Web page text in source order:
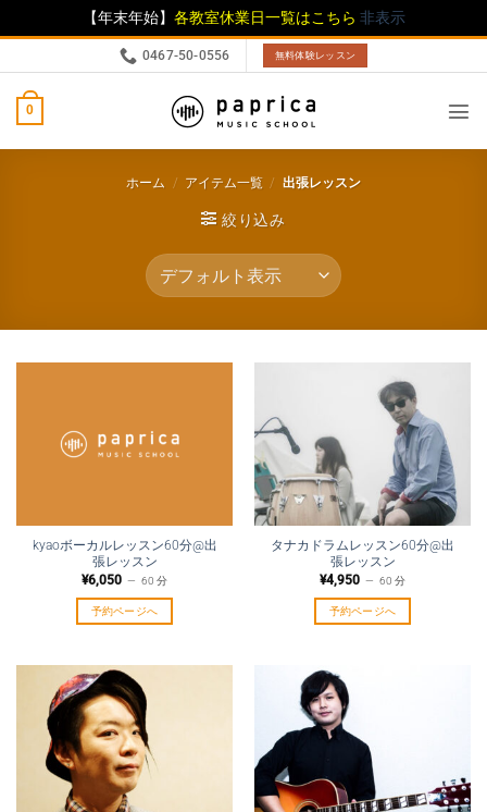
【年末年始】 各教室休業日一覧はこちら 非表示
0467-50-0556 無料体験レッスン
0
ホーム / アイテム一覧 / 出張レッスン
絞り込み
kyaoボーカルレッスン60分@出
張レッスン
¥6,050 60 分
予約ページへ
タナカドラムレッスン60分@出
張レッスン
¥4,950 60 分
予約ページへ